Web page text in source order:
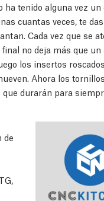
tenido alguna vez
cuantas veces, te
Cada vez que se
no deja más que
los insertos
Ahora los
durarán para
de